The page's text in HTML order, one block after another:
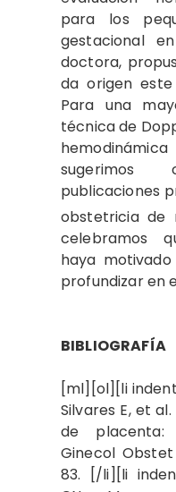
para los
gestacional
doctora,
da origen
Para una
técnica de
sugerimos
publicaciones
obstetricia de
celebramos
haya
profundizar en
BIBLIOGRAFÍA
[ml][ol][li
Silvares E, et
de placenta:
Ginecol
83. [/li][li